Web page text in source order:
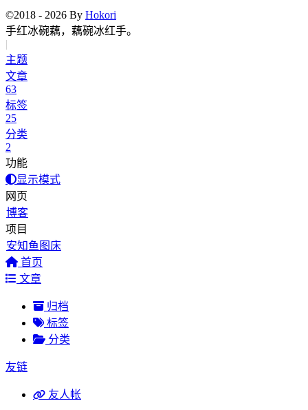
©2018 - 2026 By Hokori
手红冰碗藕，藕碗冰红
|
主题
文章
63
标签
25
分类
2
功能
显示模式
网页
博客
项目
安知鱼图床
首页
文章
归档
标签
分类
友链
友人帐